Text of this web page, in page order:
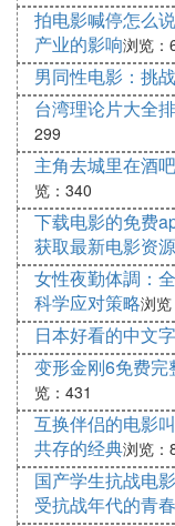
情感的表达和内
果的展示和情节
足了不同类型观
老电影的视觉
老电影的视觉风
的感受。电影制
精心的构图和灯
效果。老电影的
感觉，这也是它
老电影的价值
老电影所传递的
以反映出当时社
思考。例如，《
忠诚等主题的探
中所蕴含的这些
拍电影喊停怎么
产业的影响浏览：
男同性电影：挑
台湾理论片大全
299
主角去城里在酒
览：340
下载电影的免费
获取最新电影资源
女性夜勤体調：
科学应对策略浏
日本好看的中文
变形金刚6免费
览：431
互换伴侣的电影
共存的经典浏览：
国产学生抗战电
受抗战年代的青